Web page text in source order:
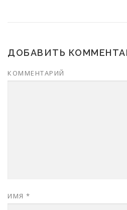
ДОБАВИТЬ
КОММЕНТАРИЙ
ИМЯ *